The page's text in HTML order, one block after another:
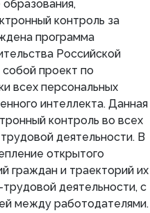
контроль за
программа
Российской
проект по
всех персональных
интеллекта. Данная
контроль во всех
деятельности. В
открытого
граждан и траекторий их
деятельности, с
между работодателями.